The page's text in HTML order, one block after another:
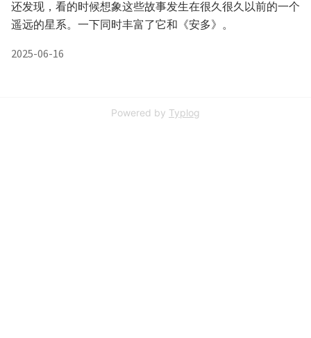
还发现，看的时候想象这些故事发生在很久很久以前的一个
遥远的星系。一下同时丰富了它和《安多》。
2025-06-16
Powered by Typlog